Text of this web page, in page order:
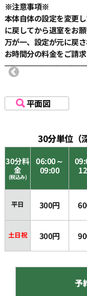
※注意事項※
本体自体の設定を変更
に戻してから退室をお願
万が一、設定が元に戻
お時間分の料金をご請
平面図
30分単位（
30分料
金
(税込み)
06:00～
09:00
平日 300円
土日祝 300円
予